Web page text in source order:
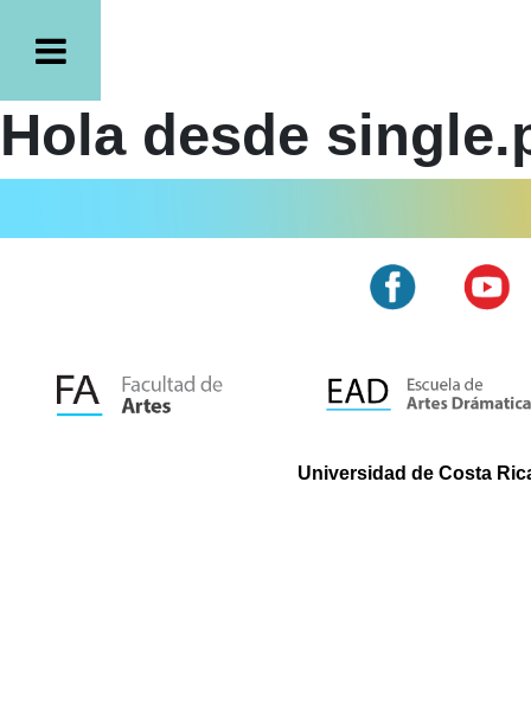
Hola desde
Universidad de Costa